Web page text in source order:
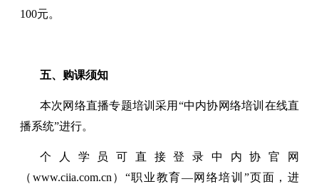
100元。
五、购课须知
本次网络直播专题培训采用“中内协网络培训在线直
播系统”进行。
个人学员可直接登录中内协官网
（www.ciia.com.cn）“职业教育—网络培训”页面，进